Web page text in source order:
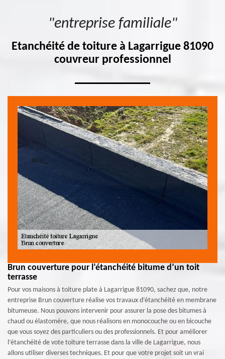
"entreprise familiale"
Etanchéité de toiture à Lagarrigue 81090
couvreur professionnel
Brun couverture pour l’étanchéité bitume d’un toit
terrasse
Pour vos maisons à toiture plate à Lagarrigue 81090, sachez que, notre
entreprise Brun couverture réalise vos travaux d’étanchéité en membrane
bitumeuse. Nous pouvons intervenir pour assurer la pose des bitumes à
chaud ou élastomère, que nous réalisons en monocouche ou en bicouche
que vous soyez des particuliers ou des professionnels. Et pour améliorer
l’étanchéité de vote toiture terrasse dans la ville de Lagarrigue, nous
allons utiliser diverses techniques. Et pour que votre projet soit un vrai